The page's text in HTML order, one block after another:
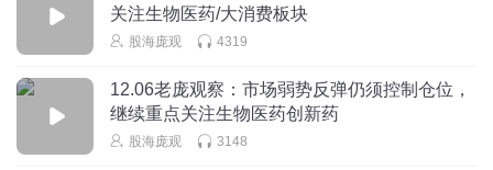
关注生物医药/大消费板块
股海庞观 4319
12.06老庞观察：市场弱势反弹仍须控制仓位，
继续重点关注生物医药创新药
股海庞观 3148